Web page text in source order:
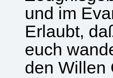
und im
Erlaubt,
euch
den Willen